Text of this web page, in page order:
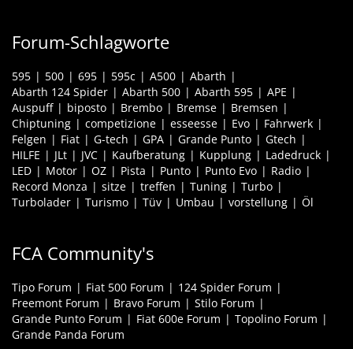
Forum-Schlagworte
595 500 695 595c A500
Abarth
Abarth 124 Spider
Abarth 500 Abarth 595
APE
Auspuff
biposto Brembo Bremse
Bremsen
Chiptuning
competizione esseesse Evo
Fahrwerk
Felgen
Fiat G-tech GPA Grande Punto
Gtech
HILFE
JLt JVC Kaufberatung Kupplung
Ladedruck
LED
Motor OZ Pista Punto Punto Evo
Radio
Record Monza
sitze treffen Tuning
Turbo
Turbolader
Turismo Tüv Umbau vorstellung Öl
FCA Community's
Tipo Forum Fiat 500 Forum
124 Spider Forum
Freemont Forum
Bravo Forum
Stilo Forum
Grande Punto Forum
Fiat 600e Forum
Topolino Forum
Grande Panda Forum